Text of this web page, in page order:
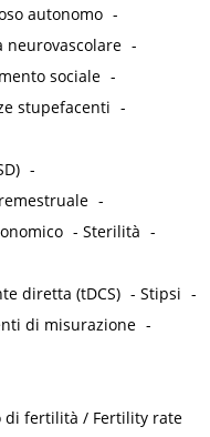
autonomo -
neurovascolare -
sociale -
stupefacenti -
-
-
-Sterilità -
diretta (tDCS) -Stipsi -
di misurazione -
di fertilità / Fertility rate